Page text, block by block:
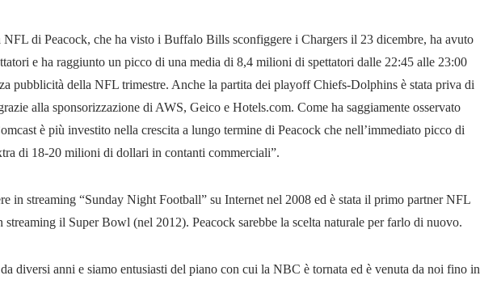
NFL di Peacock, che ha visto i Buffalo Bills sconfiggere i Chargers il 23 dicembre, ha avuto
e ha raggiunto un picco di una media di 8,4 milioni di spettatori dalle 22:45 alle 23:00
pubblicità della NFL trimestre. Anche la partita dei playoff Chiefs-Dolphins è stata priva di
alla sponsorizzazione di AWS, Geico e Hotels.com. Come ha saggiamente osservato
è più investito nella crescita a lungo termine di Peacock che nell’immediato picco di
di 18-20 milioni di dollari in contanti commerciali”.
in streaming “Sunday Night Football” su Internet nel 2008 ed è stata il primo partner NFL
il Super Bowl (nel 2012). Peacock sarebbe la scelta naturale per farlo di nuovo.
diversi anni e siamo entusiasti del piano con cui la NBC è tornata ed è venuta da noi fino in